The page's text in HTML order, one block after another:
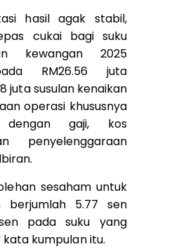
hasil agak stabil,
cukai bagi suku
kewangan 2025
RM26.56 juta
juta susulan kenaikan
operasi khususnya
gaji, kos
penyelenggaraan
sesaham untuk
berjumlah 5.77 sen
pada suku yang
kata kumpulan itu.